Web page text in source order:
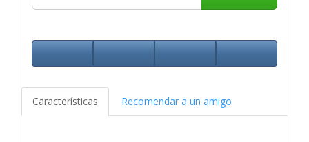
Características Recomendar a un amigo